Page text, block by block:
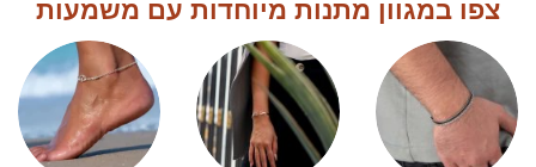
צפו במגוון מתנות מיוחדות עם משמעות